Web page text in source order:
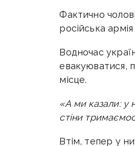
Фактично
російська
Водночас
евакуюватися,
місце.
«А ми казали: у
стіни
Втім, тепер у